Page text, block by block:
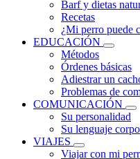
Barf y dietas
Recetas
¿Mi perro puede
EDUCACIÓN
Métodos
Órdenes básicas
Adiestrar un
Problemas de
COMUNICACIÓN
Su personalidad
Su lenguaje
VIAJES
Viajar con mi